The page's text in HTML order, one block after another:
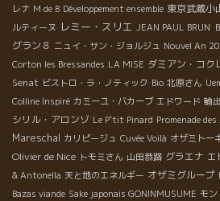
レナ M de B Développement ensemble 東京武蔵小
ルティーヌ レミー・スリエ JEAN PAUL BRUN
グラン８ ニュイ・サン・ジョルジュ Nouvel An
Corton les Bressandes LA MISE ダミアン・コク
Senat ビストロ・ラ・ノティック Bio 北原さん
Colline Inspiré カミーユ・バカーブ エドワード 輸
シリル・アロンゾ Le P'tit Pinard Promenade
Mareschal カリピージュ Cuvée Voilà オザミトー
Olivier de Nice トモミさん 山田恭路 グラエナ エ
& Antonella 天と地のエネルギー オザミグループ
Bazas viande Sake japonais GONINMUSUME モ